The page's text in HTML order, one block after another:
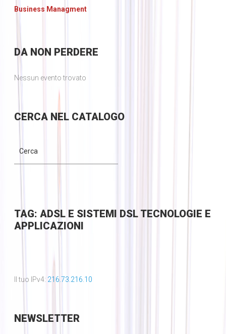
Business Managment
DANON PERDERE
Nessun evento trovato
CERCANEL CATALOGO
TAG: ADSL E SISTEMI DSL TECNOLOGIE E
APPLICAZIONI
Il tuo IPv4: 216.73.216.10
NEWSLETTER